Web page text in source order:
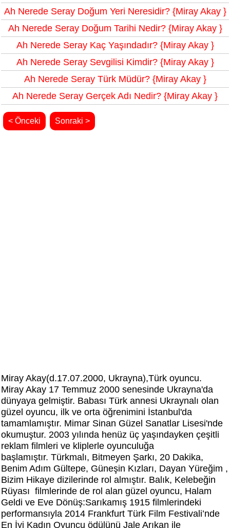
Ah Nerede Seray Doğum Yeri Neresidir? {Miray Akay }
Ah Nerede Seray Doğum Tarihi Nedir? {Miray Akay }
Ah Nerede Seray Kaç Yaşındadır? {Miray Akay }
Ah Nerede Seray Sevgilisi Kimdir? {Miray Akay }
Ah Nerede Seray Türk Müdür? {Miray Akay }
Ah Nerede Seray Gerçek Adı Nedir? {Miray Akay }
< Önceki Sonraki >
Miray Akay(d.17.07.2000, Ukrayna),Türk oyuncu.
Miray Akay 17 Temmuz 2000 senesinde Ukrayna'da
dünyaya gelmiştir. Babası Türk annesi Ukraynalı olan
güzel oyuncu, ilk ve orta öğrenimini İstanbul'da
tamamlamıştır. Mimar Sinan Güzel Sanatlar Lisesi'nde
okumuştur. 2003 yılında henüz üç yaşındayken çeşitli
reklam filmleri ve kliplerle oyunculuğa
başlamıştır. Türkmalı, Bitmeyen Şarkı, 20 Dakika,
Benim Adım Gültepe, Güneşin Kızları, Dayan Yüreğim ,
Bizim Hikaye dizilerinde rol almıştır. Balık, Kelebeğin
Rüyası filmlerinde de rol alan güzel oyuncu, Halam
Geldi ve Eve Dönüş:Sarıkamış 1915 filmlerindeki
performansıyla 2014 Frankfurt Türk Film Festivali’nde
En İyi Kadın Oyuncu ödülünü Jale Arıkan ile